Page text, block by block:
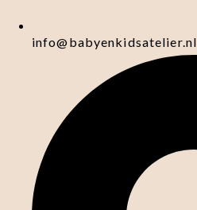
info@babyenkidsatelier.nl